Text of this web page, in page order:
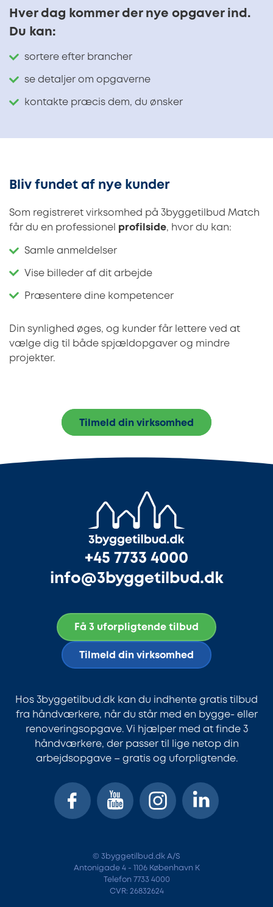
Hver dag kommer der nye opgaver ind.
Du kan:
sortere efter brancher
se detaljer om opgaverne
kontakte præcis dem, du ønsker
Bliv fundet af nye kunder
Som registreret virksomhed på 3byggetilbud Match
får du en professionel profilside, hvor du kan:
Samle anmeldelser
Vise billeder af dit arbejde
Præsentere dine kompetencer
Din synlighed øges, og kunder får lettere ved at
vælge dig til både spjældopgaver og mindre
projekter.
Tilmeld din virksomhed
+45 7733 4000
info@3byggetilbud.dk
Få 3 uforpligtende tilbud
Tilmeld din virksomhed
Hos 3byggetilbud.dk kan du indhente gratis tilbud
fra håndværkere, når du står med en bygge- eller
renoveringsopgave. Vi hjælper med at finde 3
håndværkere, der passer til lige netop din
arbejdsopgave – gratis og uforpligtende.
© 3byggetilbud.dk A/S
Antonigade 4 - 1106 København K
Telefon 7733 4000
CVR: 26832624